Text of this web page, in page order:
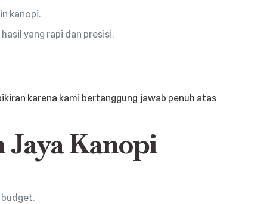
kanopi.
yang rapi dan presisi.
karena kami bertanggung jawab penuh atas
Jaya Kanopi